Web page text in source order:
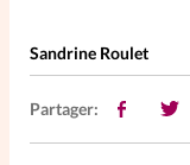
Lifestyle
Sandrine Roulet
Partager: